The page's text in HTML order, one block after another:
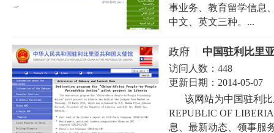
事业务、教育留学信息
中文、英文三种。...
政府 中国驻利比里
访问人数： 448
更新日期： 2014-05-07
该网站为中国驻利
REPUBLIC OF
息、最新动态、领事服